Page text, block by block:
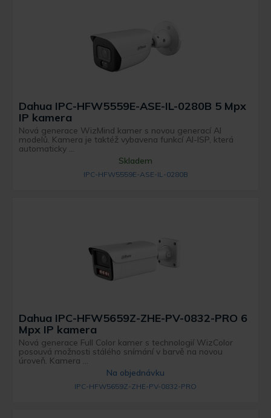
Dahua IPC-HFW5559E-ASE-IL-0280B 5 Mpx
IP kamera
Nová generace WizMind kamer s novou generací AI
modelů. Kamera je taktéž vybavena funkcí AI-ISP, která
automaticky ...
Skladem
IPC-HFW5559E-ASE-IL-0280B
Dahua IPC-HFW5659Z-ZHE-PV-0832-PRO 6
Mpx IP kamera
Nová generace Full Color kamer s technologií WizColor
posouvá možnosti stálého snímání v barvě na novou
úroveň. Kamera ...
Na objednávku
IPC-HFW5659Z-ZHE-PV-0832-PRO